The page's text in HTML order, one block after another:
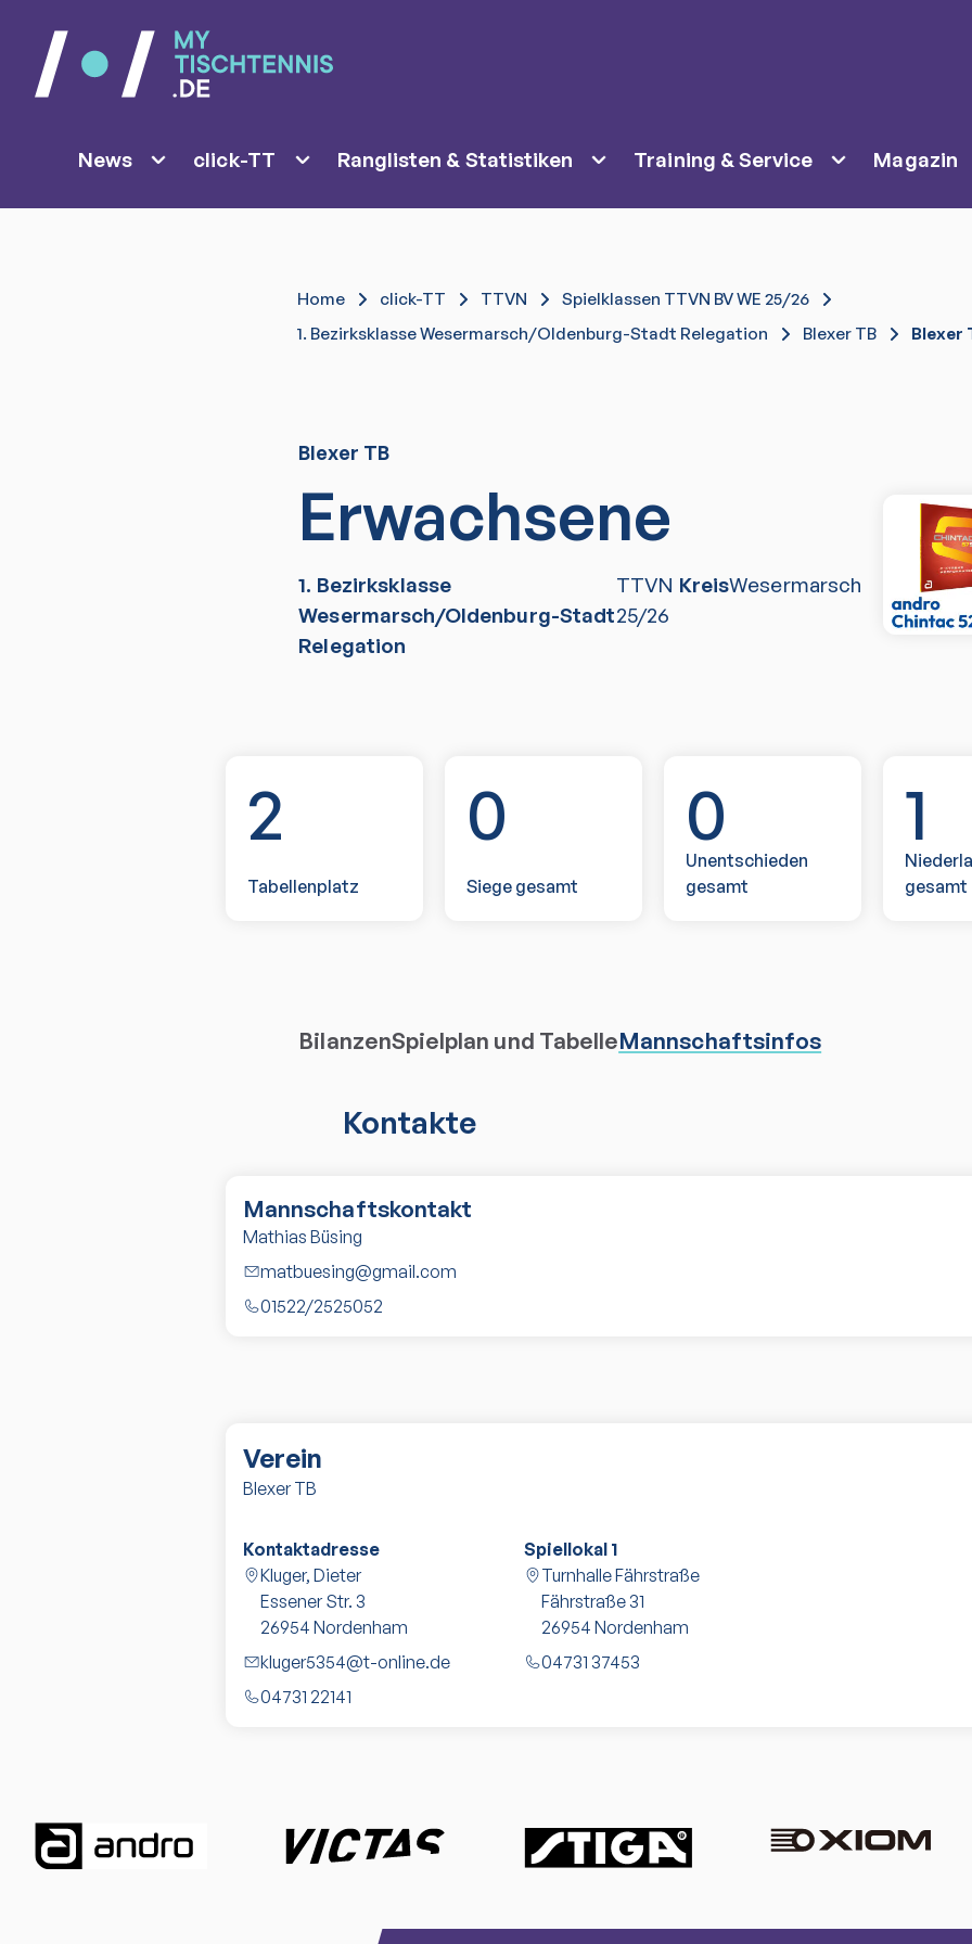
News click-TT Ranglisten & Statistiken Training & Service Magazin
Home click-TT TTVN
Spielklassen TTVN BV WE 25/26
1. Bezirksklasse Wesermarsch/Oldenburg-Stadt Relegation
Blexer TB Blexer
Blexer TB
Erwachsene
1. Bezirksklasse
Wesermarsch/Oldenburg-Stadt
Relegation
TTVN
25/26
KreisWesermarsch
2
Tabellenplatz
0
Siege gesamt
0
Unentschieden
gesamt
1
gesamt
BilanzenSpielplan und TabelleMannschaftsinfos
Kontakte
Mannschaftskontakt
Mathias Büsing
matbuesing@gmail.com
01522/2525052
Verein
Blexer TB
Kontaktadresse
Kluger, Dieter
Essener Str. 3
26954 Nordenham
kluger5354@t-online.de
04731 22141
Spiellokal 1
Turnhalle Fährstraße
Fährstraße 31
26954 Nordenham
04731 37453